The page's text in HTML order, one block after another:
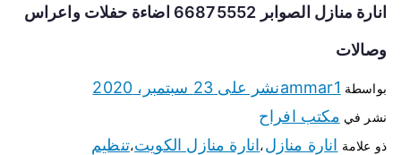
انارة منازل الصوابر 66875552 اضاءة حفلات واعراس
وصالات
بواسطة ammar1نشر على 23 سبتمبر، 2020
نشر في مكتب افراح
ذو علامة انارة منازل،انارة منازل الكويت،تنظيم